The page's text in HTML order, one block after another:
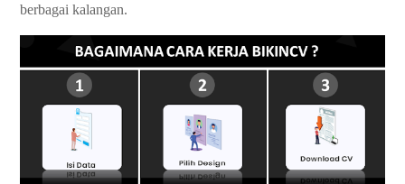
berbagai kalangan.